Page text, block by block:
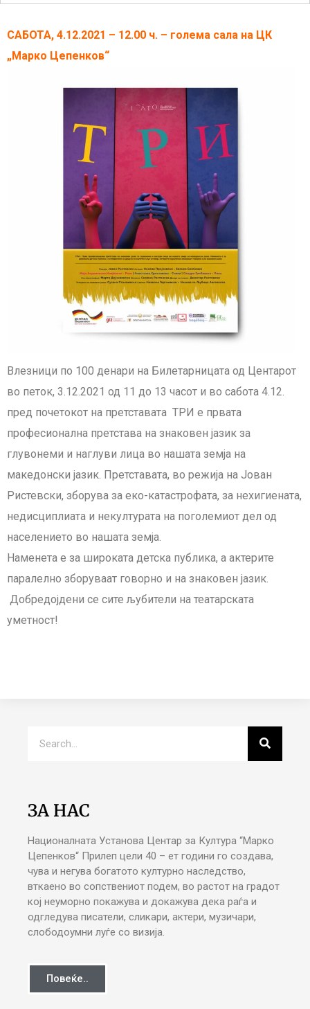
САБОТА, 4.12.2021 – 12.00 ч. – голема сала на ЦК
„Марко Цепенков“
Влезници по 100 денари на Билетарницата од Центарот
во петок, 3.12.2021 од 11 до 13 часот и во сабота 4.12.
пред почетокот на претставата ТРИ е првата
професионална претстава на знаковен јазик за
глувонеми и наглуви лица во нашата земја на
македонски јазик. Претставата, во режија на Јован
Ристевски, зборува за еко-катастрофата, за нехигиената,
недисциплиата и некултурата на поголемиот дел од
населението во нашата земја.
Наменета е за широката детска публика, а актерите
паралелно зборуваат говорно и на знаковен јазик.
Добредојдени се сите љубители на театарската
уметност!
ЗА НАС
Националната Установа Центар за Култура “Марко
Цепенков“ Прилеп цели 40 – ет години го создава,
чува и негува богатото културно наследство,
вткаено во сопствениот подем, во растот на градот
кој неуморно покажува и докажува дека раѓа и
одгледува писатели, сликари, актери, музичари,
слободоумни луѓе со визија.
Повеќе..